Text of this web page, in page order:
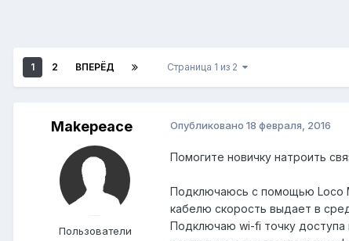
1 2 ВПЕРЁД Страница 1 из 2
Makepeace
Пользователи
Опубликовано 18 февраля, 2016
Помогите новичку натроить
Подключаюсь с помощью Loco
кабелю скорость выдает в
Подключаю wi-fi точку доступа